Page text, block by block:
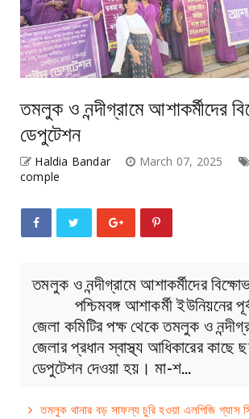
তমলুক ও নন্দীগ্রামে আশাকর্মীদের
ডেপুটেশন
Haldia Bandar March 07, 2025
comple
তমলুক ও নন্দীগ্রামে আশাকর্মীদের
পশ্চিমবঙ্গ আশাকর্মী ইউনিয়নের
জেলা কমিটির পক্ষ থেকে তমলুক ও
জেলার প্রধান স্বাস্থ্য আধিকারের কাছে
ডেপুটেশন দেওয়া হয়। মা-শ…
তমলুক থানার বড় সাফল্য চুরি হওয়া এলপিজি গ্যাস